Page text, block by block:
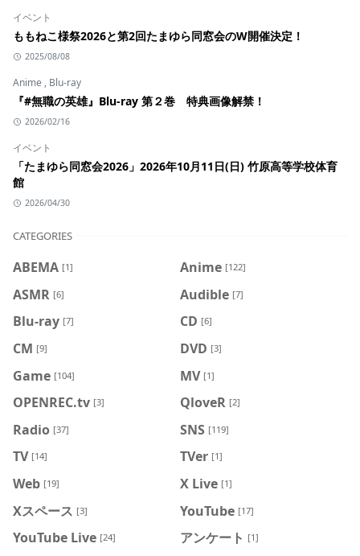
イベント
ももねこ様祭2026と第2回たまゆら同窓会のW開催決定！
2025/08/08
Anime , Blu-ray
『#無職の英雄』Blu-ray 第２巻 特典画像解禁！
2026/02/16
イベント
「たまゆら同窓会2026」2026年10月11日(日) 竹原高等学校体育
館
2026/04/30
CATEGORIES
ABEMA [1] Anime [122]
ASMR [6] Audible [7]
Blu-ray [7] CD [6]
CM [9] DVD [3]
Game [104] MV [1]
OPENREC.tv [3] QloveR [2]
Radio [37] SNS [119]
TV [14] TVer [1]
Web [19] X Live [1]
Xスペース [3] YouTube [17]
YouTube Live [24] アンケート [1]